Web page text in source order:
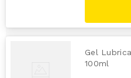
Gel
100ml